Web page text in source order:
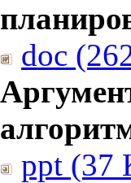
doc
ppt (37